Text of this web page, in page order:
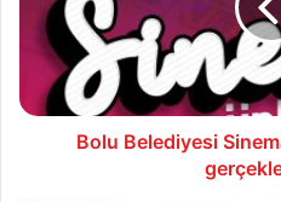
hafta
sonu
gerçekleşecek
Bolu Belediyesi